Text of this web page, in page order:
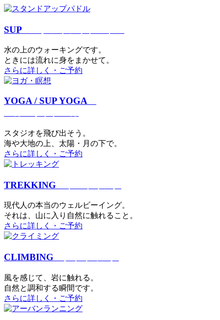
SUP
⽔の上のウォーキングです。
ときには流れに身をまかせて。
さらに詳しく・ご予約
YOGA / SUP YOGA
スタジオを⾶び出そう。
海や大地の上、太陽・⽉の下で。
さらに詳しく・ご予約
TREKKING
現代⼈の本当のウェルビーイング。
それは、⼭に⼊り⾃然に触れること。
さらに詳しく・ご予約
CLIMBING
⾵を感じて、岩に触れる。
⾃然と調和する瞬間です。
さらに詳しく・ご予約